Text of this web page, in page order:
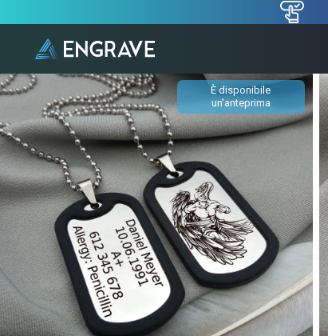
È disponibile
un'anteprima